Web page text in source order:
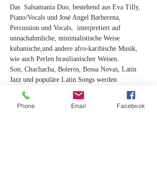
Das  Salsamanía Duo, bestehend aus Eva Tilly,
Piano/Vocals und José Angel Barberena,
Percussion und Vocals,  interpretiert auf
unnachahmliche, minimalistische Weise
kubanische,und andere afro-karibische Musik,
wie auch Perlen brasilianischer Weisen.
Son, Chachacha, Boleros, Bossa Novas, Latin
Jazz und populäre Latin Songs werden
authentisch und stilvoll dargeboten.
Auch das kompakte Format des Duos überzeugt
durch  hohes Niveau, Spielfreude und
Phone Email Facebook